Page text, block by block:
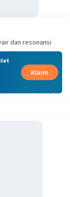
dan resonansi
Klaim